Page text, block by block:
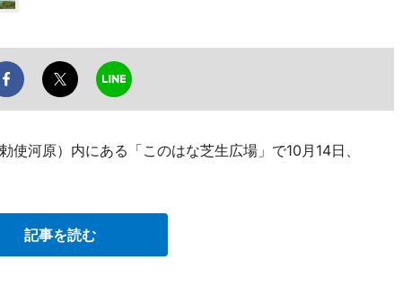
河原）内にある「このはな芝生広場」で10月14日、
記事を読む